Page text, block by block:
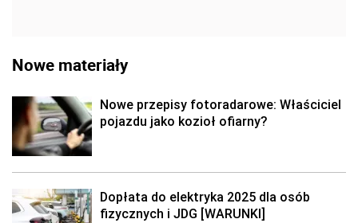
Nowe materiały
Nowe przepisy fotoradarowe: Właściciel
pojazdu jako kozioł ofiarny?
Dopłata do elektryka 2025 dla osób
fizycznych i JDG [WARUNKI]